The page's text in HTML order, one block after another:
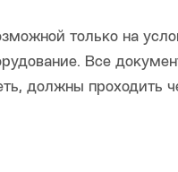
только на
Все
должны проходить